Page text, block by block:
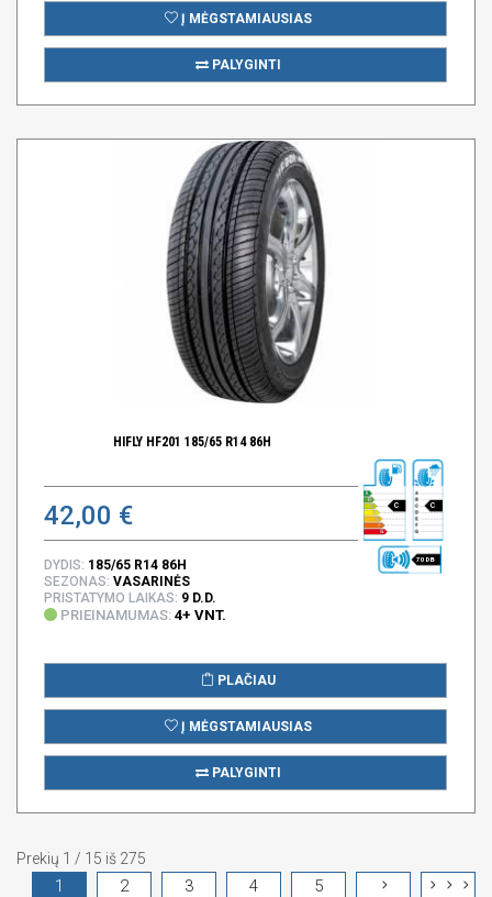
Į MĖGSTAMIAUSIAS
PALYGINTI
HIFLY HF201 185/65 R14 86H
42,00 € C C
70 DB
DYDIS: 185/65 R14 86H
SEZONAS: VASARINĖS
PRISTATYMO LAIKAS: 9 D.D.
PRIEINAMUMAS: 4+ VNT.
PLAČIAU
Į MĖGSTAMIAUSIAS
PALYGINTI
Prekių 1 / 15 iš 275
1 2 3 4 5